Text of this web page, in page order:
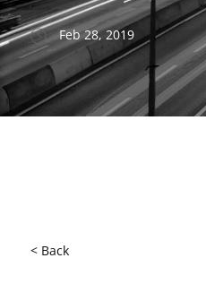
Feb 28, 2019
< Back